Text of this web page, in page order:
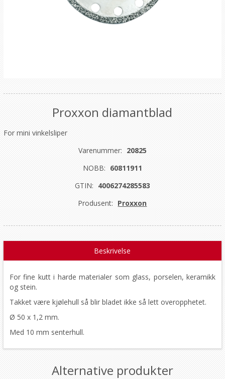
Proxxon diamantblad
For mini vinkelsliper
Varenummer: 20825
NOBB: 60811911
GTIN: 4006274285583
Produsent: Proxxon
Beskrivelse
For fine kutt i harde materialer som glass, porselen, keramikk
og stein.
Takket være kjølehull så blir bladet ikke så lett overopphetet.
Ø 50 x 1,2 mm.
Med 10 mm senterhull.
Alternative produkter